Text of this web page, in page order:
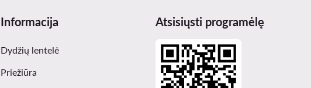
Informacija
Dydžių lentelė
Priežiūra
Atsisiųsti programėlę